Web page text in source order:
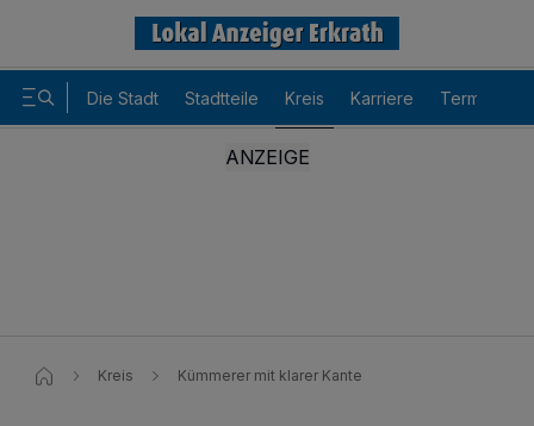
Die Stadt Stadtteile Kreis Karriere Termine
Kreis Kümmerer mit klarer Kante